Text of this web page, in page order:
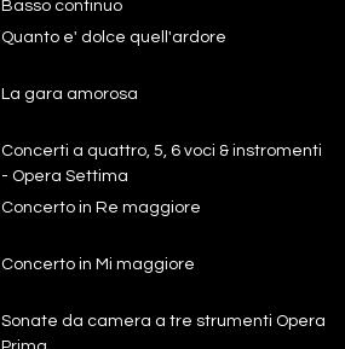
Basso continuo
Quanto e' dolce quell'ardore
La gara amorosa
Concerti a quattro, 5, 6 voci & instromenti
- Opera Settima
Concerto in Re maggiore
Concerto in Mi maggiore
Sonate da camera a tre strumenti Opera